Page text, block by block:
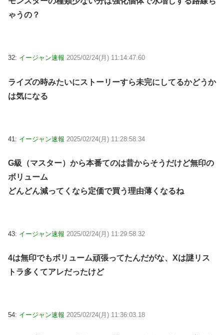
ゃうの？
32: イージャン速報 2025/02/24(月) 11:14:47.60
ライズの時みたいにストーリーすら未完にしてるかどうか
は気になる
41: イージャン速報 2025/02/24(月) 11:28:58.34
G級（マスター）から本番てのは昔からそうだけど無印の
ボリューム
どんどん減ってくなら定価で買う理由薄くなるね
43: イージャン速報 2025/02/24(月) 11:29:58.32
4は無印でもボリューム頑張ってたんだがな、Xは謎リス
トラ多くてアレだったけど
54: イージャン速報 2025/02/24(月) 11:36:03.18